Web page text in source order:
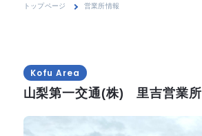
トップページ 営業所情報
Kofu Area
山梨第一交通(株) 里吉営業所